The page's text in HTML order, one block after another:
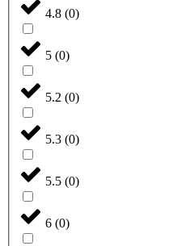
4.8 (0)
5 (0)
5.2 (0)
5.3 (0)
5.5 (0)
6 (0)